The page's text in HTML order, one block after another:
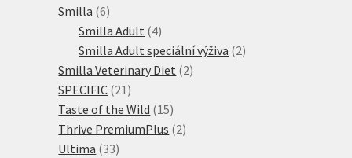
Smilla 66
produktů
Smilla Adult 44
produkty
Smilla Adult speciální výživa 22
Smilla Veterinary Diet 22
SPECIFIC 21 21
produktů
Taste of the Wild 1515
produktů
Thrive PremiumPlus 22
Ultima 3333